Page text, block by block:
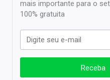
mais importante para o
100% gratuita